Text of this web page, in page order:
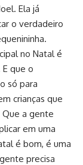
Ela já
o verdadeiro
no Natal é
que o
só para
crianças que
Que a gente
em uma
é bom, é uma
precisa